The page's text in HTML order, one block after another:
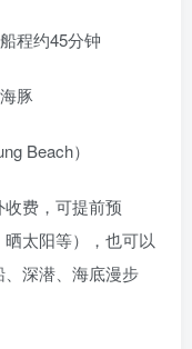
程约45分钟
豚
Beach）
费，可提前预
太阳等），也可以
深潜、海底漫步